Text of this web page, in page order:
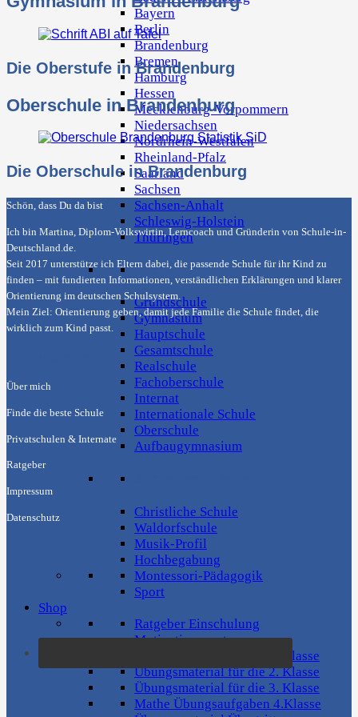
Bayern
Berlin
Brandenburg
Bremen
Hamburg
Hessen
Mecklenburg-Vorpommern
Niedersachsen
Nordrhein-Westfalen
Rheinland-Pfalz
Saarland
Sachsen
Sachsen-Anhalt
Schleswig-Holstein
Thüringen
Suche Schulart
Grundschule
Gymnasium
Hauptschule
Gesamtschule
Realschule
Fachoberschule
Internat
Internationale Schule
Oberschule
Aufbaugymnasium
Christliche Schule
Waldorfschule
Musik-Profil
Hochbegabung
Montessori-Pädagogik
Sport
Shop
Ratgeber Einschulung
Motivationsposter
Übungsmaterial für die 1. Klasse
Übungsmaterial für die 2. Klasse
Übungsmaterial für die 3. Klasse
Mathe Übungsaufgaben 4.Klasse
Die Oberstufe in Brandenburg
Oberschule in Brandenburg
Die Oberschule in Brandenburg
Schön, dass Du da bist
Ich bin Martina, Diplom-Volkswirtin, Lerncoach und Gründerin von Schule-in-
Deutschland.de
Seit 2017 unterstütze ich Eltern dabei, die passende Schule für ihr Kind zu
finden – mit fundierten Informationen, verständlichen Erklärungen und klarer
Orientierung im deutschen Schulsystem.
Mein Ziel: Orientierung geben, damit jede Familie die Schule findet, die
wirklich zum Kind passt.
Über mich
Finde die beste Schule
Privatschulen & Internate
Ratgeber
Impressum
Datenschutz